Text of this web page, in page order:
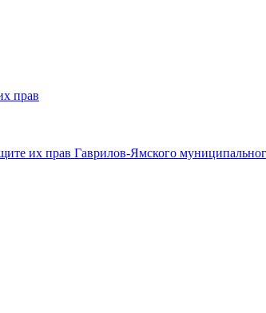
прав
их прав Гаврилов-Ямского